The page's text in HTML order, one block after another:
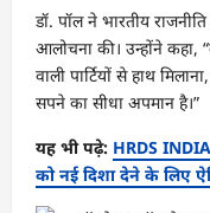
डॉ. पॉल ने भारतीय
आलोचना की। उन्होंने कहा,
वाली पार्टियों से हाथ
सपने का सीधा अपमान है।”
यह भी पढ़े: HRDS
को नई दिशा देने के लिए